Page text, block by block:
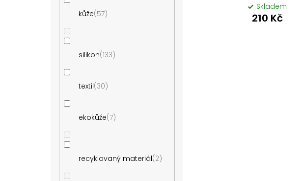
kůže 57
silikon 133
textil 30
ekokůže 7
recyklovaný materiál 2
Skladem
210 Kč